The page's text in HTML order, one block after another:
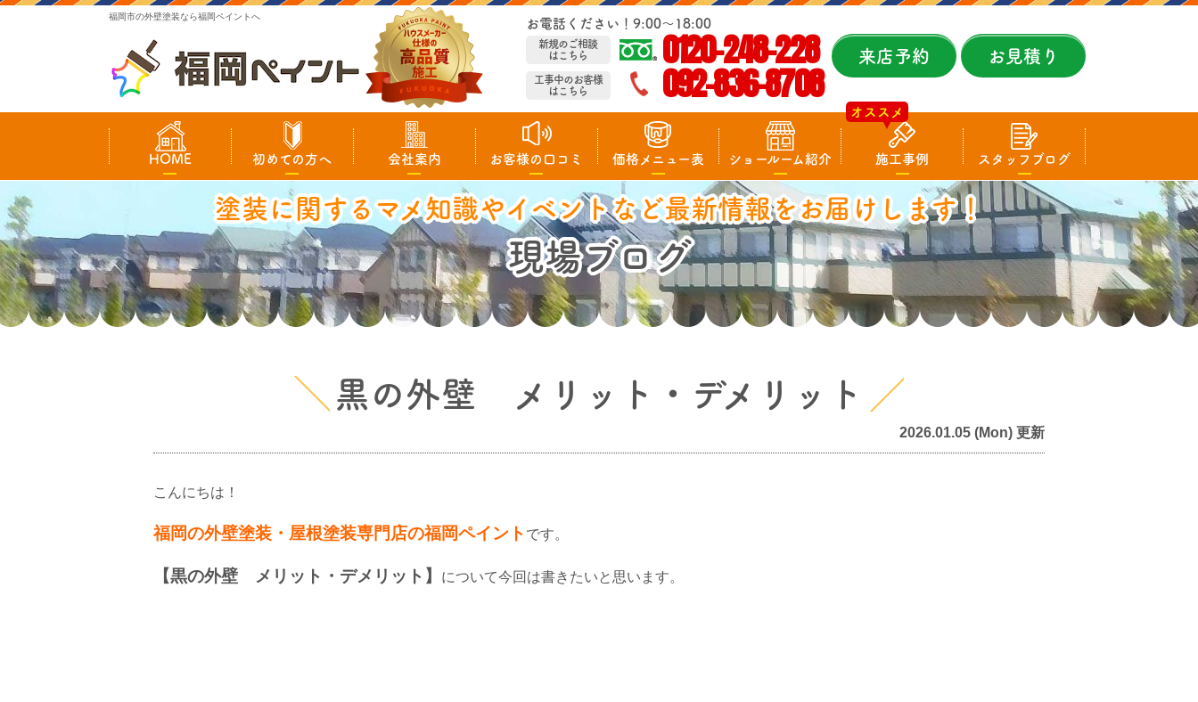
福岡市の外壁塗装なら福岡ペイントへ お電話ください！9:00～18:00
新規のご相談
はこちら
0120-248-228
工事中のお客様
はこちら
092-836-8708
来店予約 お見積り
HOME 初めての方へ 会社案内 お客様の口コミ 価格メニュー表 ショールーム紹介 施工事例
オススメ
スタッフブログ
塗装に関するマメ知識やイベントなど最新情報をお届けします！
現場ブログ
黒の外壁 メリット・デメリット
2026.01.05 (Mon) 更新
こんにちは！
福岡の外壁塗装・屋根塗装専門店の福岡ペイント です。
【黒の外壁 メリット・デメリット】 について今回は書きたいと思います。